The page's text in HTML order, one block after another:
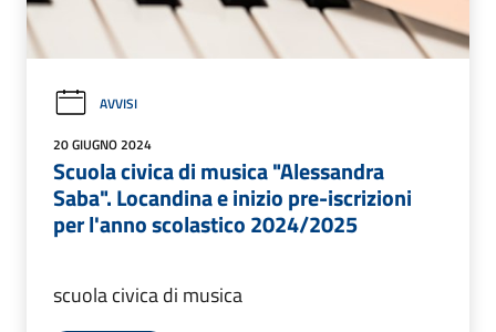
AVVISI
20 GIUGNO 2024
Scuola civica di musica "Alessandra
Saba". Locandina e inizio pre-iscrizioni
per l'anno scolastico 2024/2025
scuola civica di musica